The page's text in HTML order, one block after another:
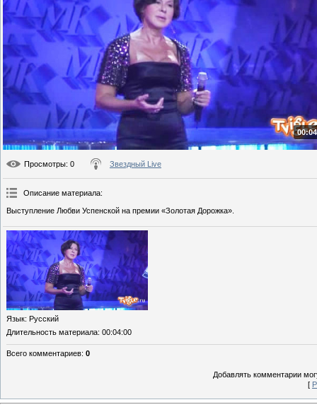
Просмотры: 0 Звездный Live
Описание материала:
Выступление Любви Успенской на премии «Золотая Дорожка».
Язык: Русский
Длительность материала: 00:04:00
Всего комментариев: 0
Добавлять комментарии
[